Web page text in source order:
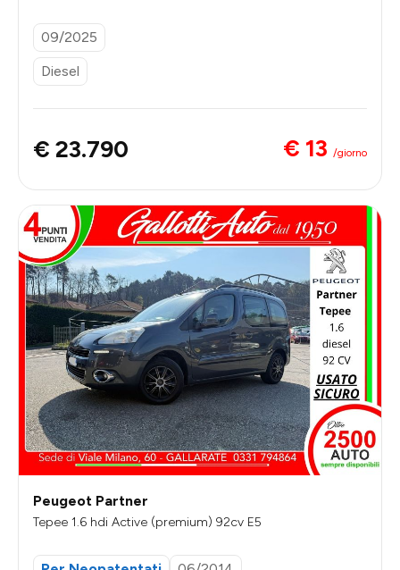
09/2025
Diesel
€ 23.790 € 13 /giorno
Peugeot Partner
Tepee 1.6 hdi Active (premium) 92cv E5